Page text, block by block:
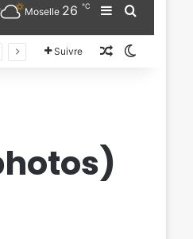
Moselle 26℃ SidebarChercher
Suivre Un article au